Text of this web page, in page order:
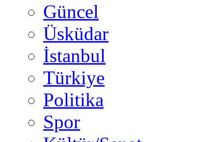
Güncel
Üsküdar
İstanbul
Türkiye
Politika
Spor